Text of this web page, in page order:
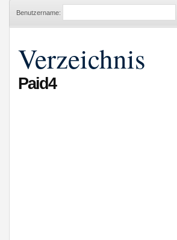
Benutzername:
Verzeichnis
Paid4